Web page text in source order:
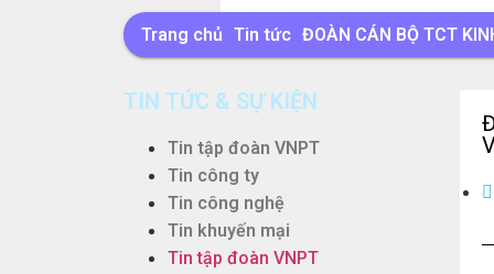
Trang chủ Tin tức ĐOÀN CÁN BỘ TCT
TIN TỨC & SỰ KIỆN
Tin tập đoàn VNPT
Tin công ty
Tin công nghệ
Tin khuyến mại
Tin tập đoàn VNPT